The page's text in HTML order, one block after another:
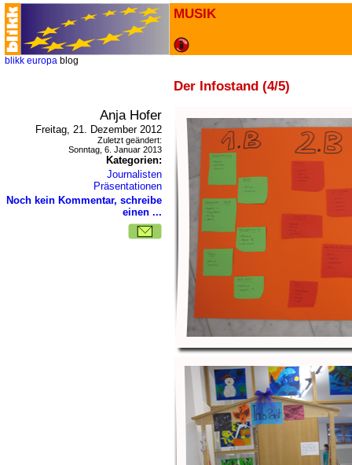
MUSIK
blikk europa blog
Der Infostand (4/5)
Anja Hofer
Freitag, 21. Dezember 2012
Zuletzt geändert:
Sonntag, 6. Januar 2013
Kategorien:
Journalisten
Präsentationen
Noch kein Kommentar, schreibe
einen ...